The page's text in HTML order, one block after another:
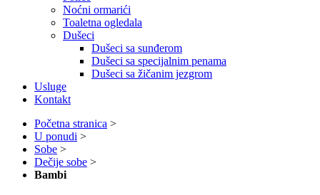
Noćni ormarići
Toaletna ogledala
Dušeci
Dušeci sa sunđerom
Dušeci sa specijalnim penama
Dušeci sa žičanim jezgrom
Usluge
Kontakt
Početna stranica >
U ponudi >
Sobe >
Dečije sobe >
Bambi